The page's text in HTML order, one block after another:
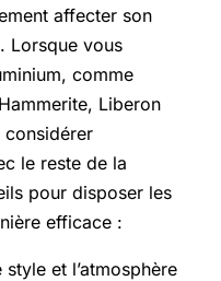
affecter son
Lorsque vous
comme
Liberon
considérer
le reste de la
pour disposer les
efficace :
et l’atmosphère